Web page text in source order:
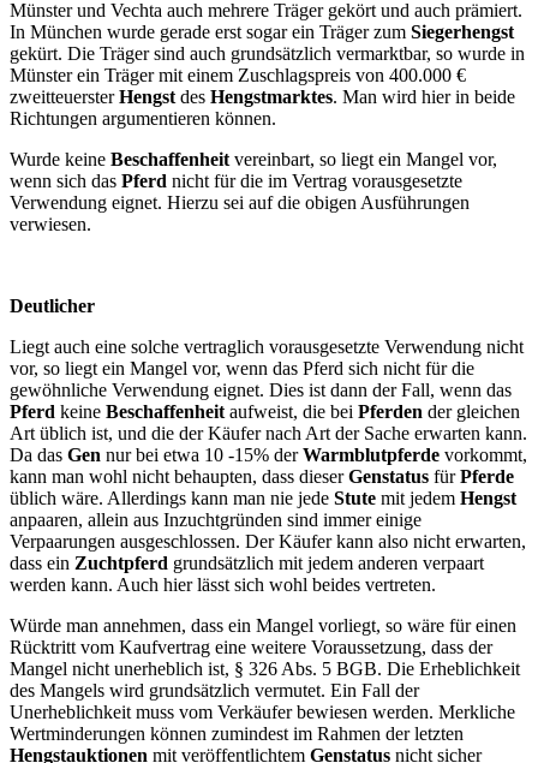
Münster und Vechta auch mehrere Träger gekört und auch prämiert.
In München wurde gerade erst sogar ein Träger zum Siegerhengst
gekürt. Die Träger sind auch grundsätzlich vermarktbar, so wurde in
Münster ein Träger mit einem Zuschlagspreis von 400.000 €
zweitteuersterHengstdes Hengstmarktes. Man wird hier in beide
Richtungen argumentieren können.
Wurde keine Beschaffenheitvereinbart, so liegt ein Mangel vor,
wenn sich das Pferd nicht für die im Vertrag vorausgesetzte
Verwendung eignet. Hierzu sei auf die obigen Ausführungen
verwiesen.
Deutlicher
Liegt auch eine solche vertraglich vorausgesetzte Verwendung nicht
vor, so liegt ein Mangel vor, wenn das Pferd sich nicht für die
gewöhnliche Verwendung eignet. Dies ist dann der Fall, wenn das
Pferd keine Beschaffenheitaufweist, die bei Pferden der gleichen
Art üblich ist, und die der Käufer nach Art der Sache erwarten kann.
Da das Gen nur bei etwa 10 -15% derWarmblutpferde vorkommt,
kann man wohl nicht behaupten, dass dieserGenstatus fürPferde
üblich wäre. Allerdings kann man nie jede Stute mit jedem Hengst
anpaaren, allein aus Inzuchtgründen sind immer einige
Verpaarungen ausgeschlossen. Der Käufer kann also nicht erwarten,
dass ein Zuchtpferd grundsätzlich mit jedem anderen verpaart
werden kann. Auch hier lässt sich wohl beides vertreten.
Würde man annehmen, dass ein Mangel vorliegt, so wäre für einen
Rücktritt vom Kaufvertrag eine weitere Voraussetzung, dass der
Mangel nicht unerheblich ist, § 326 Abs. 5 BGB. Die Erheblichkeit
des Mangels wird grundsätzlich vermutet. Ein Fall der
Unerheblichkeit muss vom Verkäufer bewiesen werden. Merkliche
Wertminderungen können zumindest im Rahmen der letzten
Hengstauktionen mit veröffentlichtem Genstatus nicht sicher